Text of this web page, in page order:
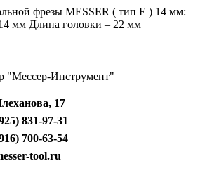
фрезы MESSER ( тип E ) 14 мм:
мм Длина головки – 22 мм
"Мессер-Инструмент"
17
831-97-31
700-63-54
tool.ru